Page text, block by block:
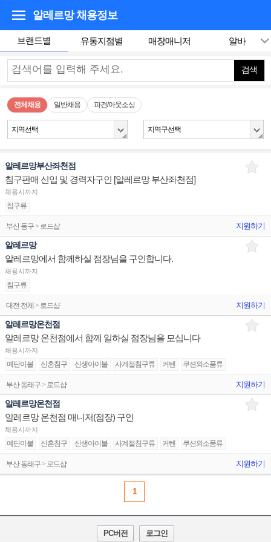
알레르망채용정보
브랜드별 유통지점별 매장매니저 알바
검색
전체채용 일반채용 파견/아웃소싱
지역선택 지역구선택
알레르망부산좌천점
침구판매 신입 및 경력자구인 [알레르망 부산좌천점]
채용시까지
침구류
부산 동구 > 로드샵 지원하기
알레르망
알레르망에서 함께하실 점장님을 구인합니다.
채용시까지
침구류
대전 전체 > 로드샵 지원하기
알레르망온천점
알레르망 온천점에서 함께 일하실 점장님을 모십니다
채용시까지
예단이불 신혼침구 신생아이불 사계절침구류 커텐 쿠션외소품류
부산 동래구 > 로드샵 지원하기
알레르망온천점
알레르망 온천점 매니저(점장) 구인
채용시까지
예단이불 신혼침구 신생아이불 사계절침구류 커텐 쿠션외소품류
부산 동래구 > 로드샵 지원하기
1
PC버전 로그인